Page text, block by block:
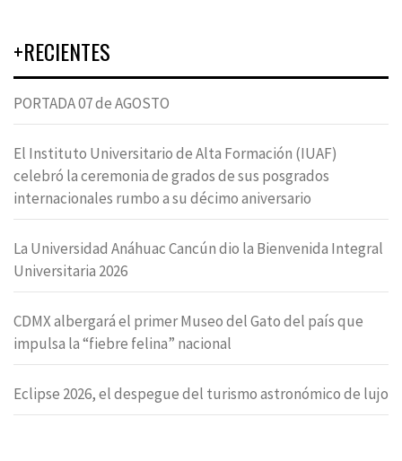
+RECIENTES
PORTADA 07 de AGOSTO
El Instituto Universitario de Alta Formación (IUAF)
celebró la ceremonia de grados de sus posgrados
internacionales rumbo a su décimo aniversario
La Universidad Anáhuac Cancún dio la Bienvenida Integral
Universitaria 2026
CDMX albergará el primer Museo del Gato del país que
impulsa la “fiebre felina” nacional
Eclipse 2026, el despegue del turismo astronómico de lujo